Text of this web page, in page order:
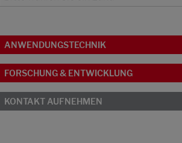
ANWENDUNGSTECHNIK
FORSCHUNG & ENTWICKLUNG
KONTAKT AUFNEHMEN